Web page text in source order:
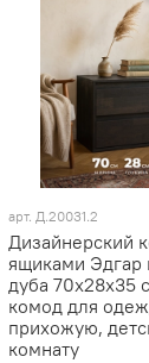
арт. Д.20031.2
Дизайнерский
ящиками Эдгар
дуба 70х28х35
комод для
прихожую,
комнату